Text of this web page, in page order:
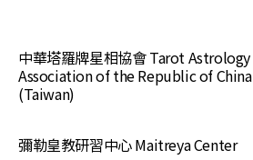
中華塔羅牌星相協會 Tarot Astrology
Association of the Republic of China
(Taiwan)
彌勒皇教研習中心 Maitreya Center